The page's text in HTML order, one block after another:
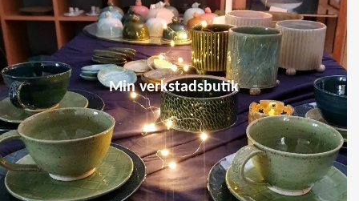
Min verkstadsbutik